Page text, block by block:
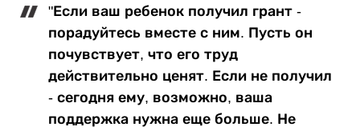
"Если ваш ребенок получил грант -
порадуйтесь вместе с ним. Пусть он
почувствует, что его труд
действительно ценят. Если не получил
- сегодня ему, возможно, ваша
поддержка нужна еще больше. Не